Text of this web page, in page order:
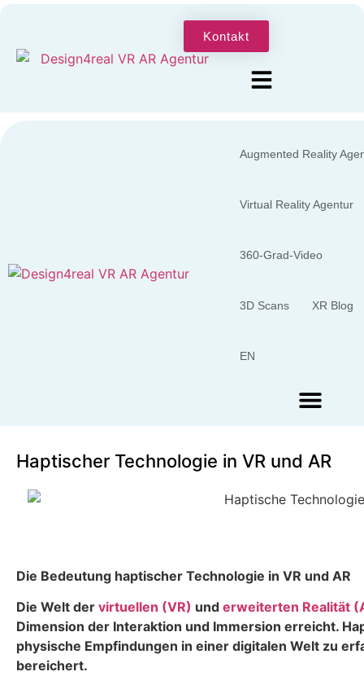
Kontakt
Augmented Reality
Virtual Reality Agentur
360-Grad-Video
3D Scans XR Blog
EN
Haptischer Technologie in VR und AR
Die Bedeutung haptischer Technologie in VR und AR
Die Welt der virtuellen (VR) und erweiterten Realität
Dimension der Interaktion und Immersion erreicht.
physische Empfindungen in einer digitalen Welt zu
bereichert.